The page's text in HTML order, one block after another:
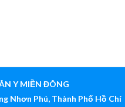
Y MIỀN ĐÔNG
Nhơn Phú, Thành Phố Hồ Chí